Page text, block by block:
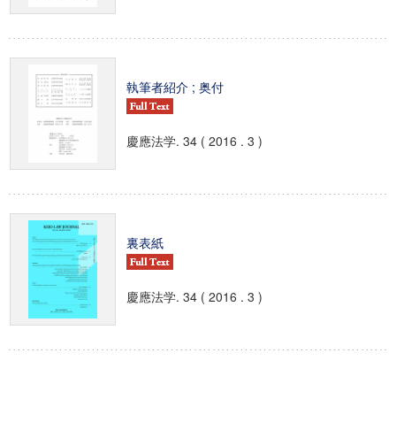
執筆者紹介 ; 奥付
慶應法学. 34 ( 2016 . 3 )
裏表紙
慶應法学. 34 ( 2016 . 3 )